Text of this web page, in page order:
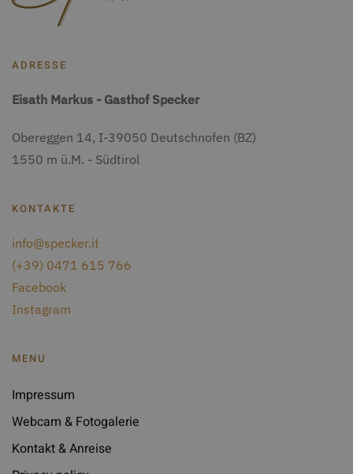
ADRESSE
Eisath Markus - Gasthof Specker
Obereggen 14, I-39050 Deutschnofen (BZ)
1550 m ü.M. - Südtirol
KONTAKTE
info@specker.it
(+39) 0471 615 766
Facebook
Instagram
MENU
Impressum
Webcam & Fotogalerie
Kontakt & Anreise